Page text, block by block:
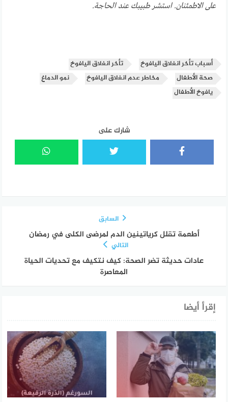
على الاطمئنان. استشر طبيبك عند الحاجة.
أسباب تأخر انغلاق اليافوخ
تأخر انغلاق اليافوخ
صحة الأطفال
مخاطر عدم انغلاق اليافوخ
نمو الدماغ
يافوخ الأطفال
شارك على
السابق
أطعمة تقلل كرياتينين الدم لمرضى الكلى في رمضان
التالي
عادات حديثة تضر الصحة: كيف نتكيف مع تحديات الحياة
المعاصرة
إقرأ أيضا